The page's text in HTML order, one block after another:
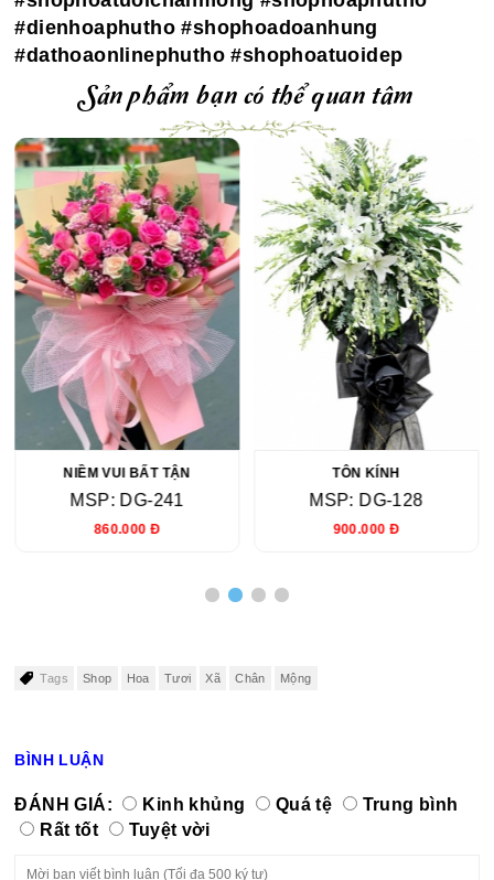
#dienhoaphutho #shophoadoanhung
#dathoaonlinephutho #shophoatuoidep
Sản phẩm bạn có thể quan tâm
NIỀM VUI BẤT TẬN
MSP: DG-241
860.000 Đ
TÔN KÍNH
MSP: DG-128
900.000 Đ
Tags Shop Hoa Tươi Xã Chân Mộng
BÌNH LUẬN
ĐÁNH GIÁ: Kinh khủng Quá tệ
Trung bình
Rất tốt
Tuyệt vời